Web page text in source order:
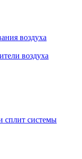
воздуха
воздуха
сплит системы